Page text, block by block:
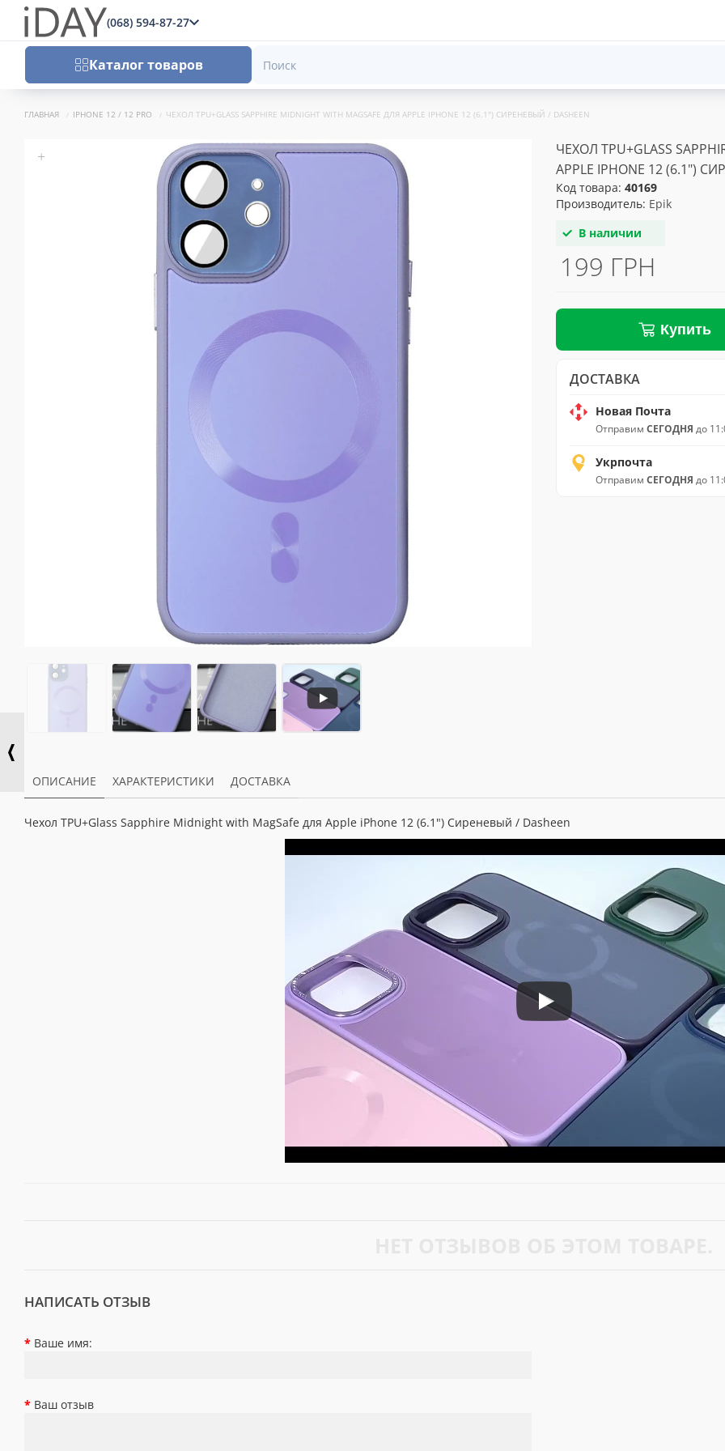
(068) 594-87-27
Каталог товаров
ГЛАВНАЯ IPHONE 12 / 12 PRO ЧЕХОЛ TPU+GLASS SAPPHIRE MIDNIGHT WITH MAGSAFE ДЛЯ APPLE IPHONE 12 (6.1") СИРЕНЕВЫЙ / DASHEEN
+
ЧЕХОЛ TPU+GLASS
APPLE IPHONE 12 (6.1")
Код товара: 40169
Производитель: Epik
В наличии
199 ГРН
Купить
ДОСТАВКА
Новая Почта
Отправим СЕГОДНЯ до
Укрпочта
Отправим СЕГОДНЯ до
ОПИСАНИЕ ХАРАКТЕРИСТИКИ ДОСТАВКА
Чехол TPU+Glass Sapphire Midnight with MagSafe для Apple iPhone 12 (6.1") Сиреневый / Dasheen
НАПИСАТЬ ОТЗЫВ
Ваше имя:
Ваш отзыв